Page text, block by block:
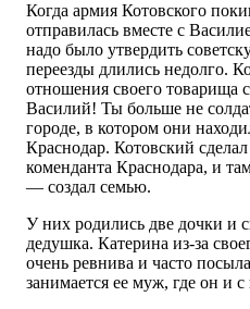
Когда армия Котовского
отправилась вместе с
надо было утвердить
переезды длились недолго.
отношения своего товарища
Василий! Ты больше не
городе, в котором они
Краснодар. Котовский
коменданта Краснодара, и
— создал семью.
У них родились две дочки
дедушка. Катерина из-за
очень ревнива и часто
занимается ее муж, где он и с